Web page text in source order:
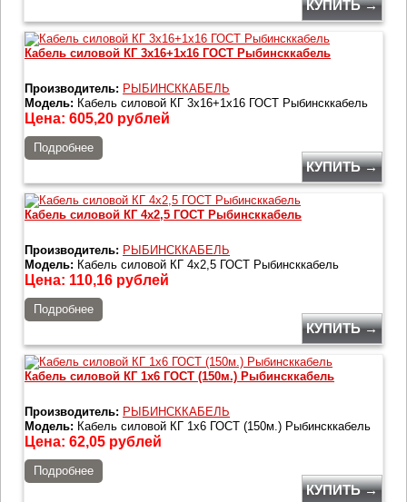
КУПИТЬ →
Кабель силовой КГ 3х16+1х16 ГОСТ Рыбинсккабель
Производитель: РЫБИНСККАБЕЛЬ
Модель: Кабель силовой КГ 3х16+1х16 ГОСТ Рыбинсккабель
Цена: 605,20 рублей
Подробнее
КУПИТЬ →
Кабель силовой КГ 4х2,5 ГОСТ Рыбинсккабель
Производитель: РЫБИНСККАБЕЛЬ
Модель: Кабель силовой КГ 4х2,5 ГОСТ Рыбинсккабель
Цена: 110,16 рублей
Подробнее
КУПИТЬ →
Кабель силовой КГ 1х6 ГОСТ (150м.) Рыбинсккабель
Производитель: РЫБИНСККАБЕЛЬ
Модель: Кабель силовой КГ 1х6 ГОСТ (150м.) Рыбинсккабель
Цена: 62,05 рублей
Подробнее
КУПИТЬ →